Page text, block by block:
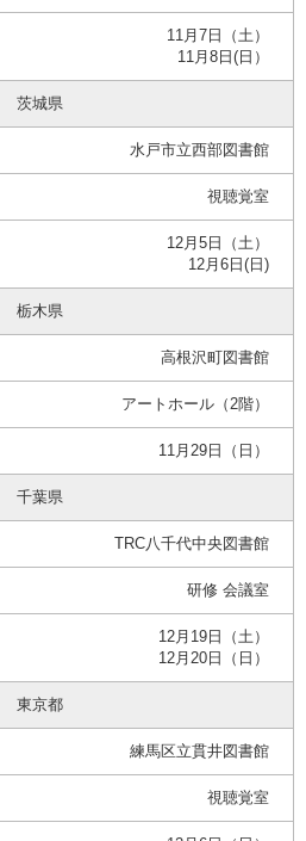
11月7日（土）
11月8日(日）
茨城県
水戸市立西部図書館
視聴覚室
12月5日（土）
12月6日(日)
栃木県
高根沢町図書館
アートホール（2階）
11月29日（日）
千葉県
TRC八千代中央図書館
研修 会議室
12月19日（土）
12月20日（日）
東京都
練馬区立貫井図書館
視聴覚室